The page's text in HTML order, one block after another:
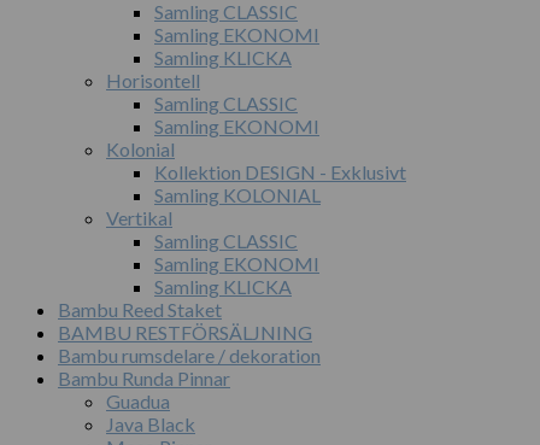
Samling CLASSIC
Samling EKONOMI
Samling KLICKA
Horisontell
Samling CLASSIC
Samling EKONOMI
Kolonial
Kollektion DESIGN - Exklusivt
Samling KOLONIAL
Vertikal
Samling CLASSIC
Samling EKONOMI
Samling KLICKA
Bambu Reed Staket
BAMBU RESTFÖRSÄLJNING
Bambu rumsdelare / dekoration
Bambu Runda Pinnar
Guadua
Java Black